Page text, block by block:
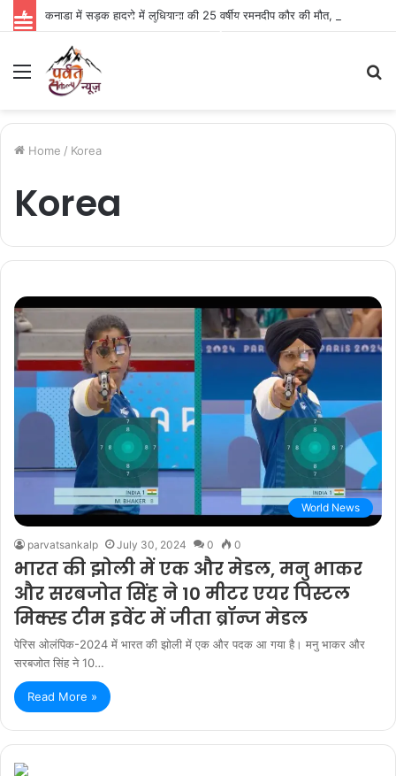
Menu
Home / Korea
Korea
World News
parvatsankalp July 30, 2024 0 0
भारत की झोली में एक और मेडल, मनु भाकर
और सरबजोत सिंह ने 10 मीटर एयर पिस्टल
मिक्स्ड टीम इवेंट में जीता ब्रॉन्ज मेडल
पेरिस ओलंपिक-2024 में भारत की झोली में एक और पदक आ गया है। मनु भाकर और
सरबजोत सिंह ने 10…
Read More »
Parvat Sankalp News